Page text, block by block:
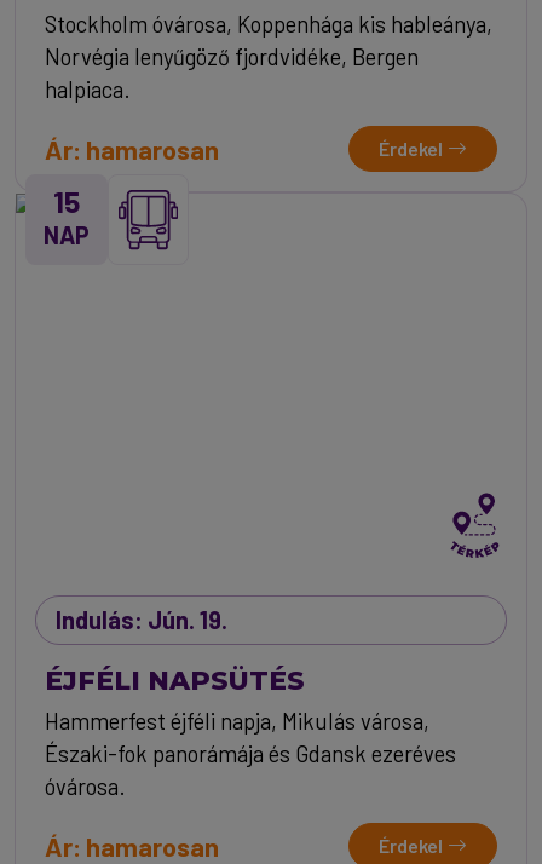
Stockholm óvárosa, Koppenhága kis hableánya,
Norvégia lenyűgöző fjordvidéke, Bergen
halpiaca.
Ár: hamarosan Érdekel
15
NAP
Indulás: Jún. 19.
ÉJFÉLI NAPSÜTÉS
Hammerfest éjféli napja, Mikulás városa,
Északi-fok panorámája és Gdansk ezeréves
óvárosa.
Ár: hamarosan Érdekel